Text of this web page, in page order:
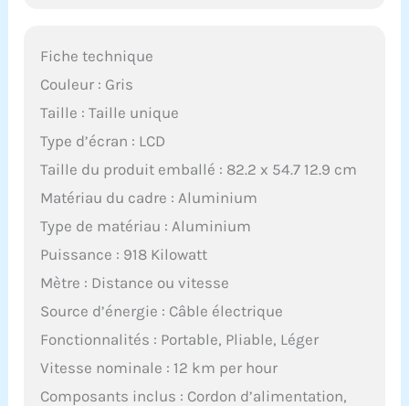
Fiche technique
Couleur : Gris
Taille : Taille unique
Type d’écran : LCD
Taille du produit emballé : 82.2 x 54.7 12.9 cm
Matériau du cadre : Aluminium
Type de matériau : Aluminium
Puissance : 918 Kilowatt
Mètre : Distance ou vitesse
Source d’énergie : Câble électrique
Fonctionnalités : Portable, Pliable, Léger
Vitesse nominale : 12 km per hour
Composants inclus : Cordon d’alimentation,